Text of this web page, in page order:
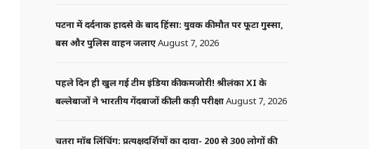
पटना में दर्दनाक हादसे के बाद हिंसा: युवक की मौत पर फूटा गुस्सा,
बस और पुलिस वाहन जलाएAugust 7, 2026
पहले दिन ही खुल गई टीम इंडिया की कमजोरी! श्रीलंका XI के
बल्लेबाजों ने भारतीय गेंदबाजों की ली कड़ी परीक्षाAugust 7, 2026
चतरा मॉब लिंचिंग: प्रत्यक्षदर्शियों का दावा- 200 से 300 लोगों की